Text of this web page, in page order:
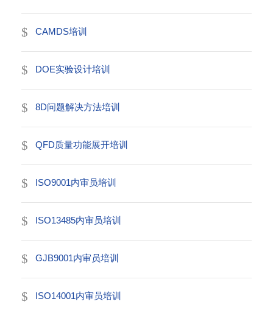
CAMDS培训
DOE实验设计培训
8D问题解决方法培训
QFD质量功能展开培训
ISO9001内审员培训
ISO13485内审员培训
GJB9001内审员培训
ISO14001内审员培训